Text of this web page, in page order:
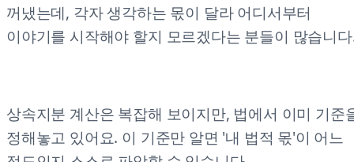
꺼냈는데, 각자 생각하는 몫이 달라 어디서부터
이야기를 시작해야 할지 모르겠다는 분들이 많습니
상속지분 계산은 복잡해 보이지만, 법에서 이미 기준
정해놓고 있어요. 이 기준만 알면 '내 법적 몫'이 어느